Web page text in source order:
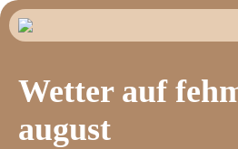
Wetter auf
august